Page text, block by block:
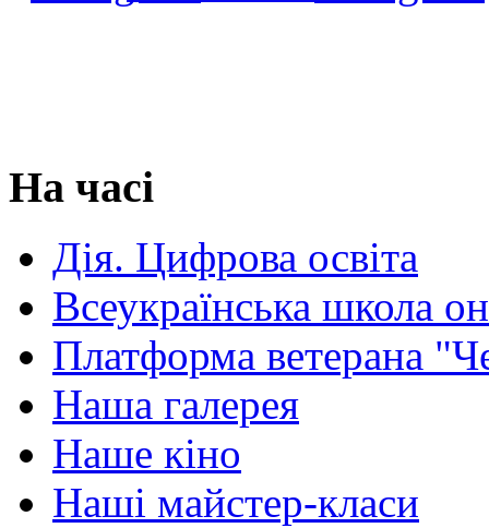
На часі
Дія. Цифрова освіта
Всеукраїнська школа
Платформа ветерана
Наша галерея
Наше кіно
Наші майстер-класи